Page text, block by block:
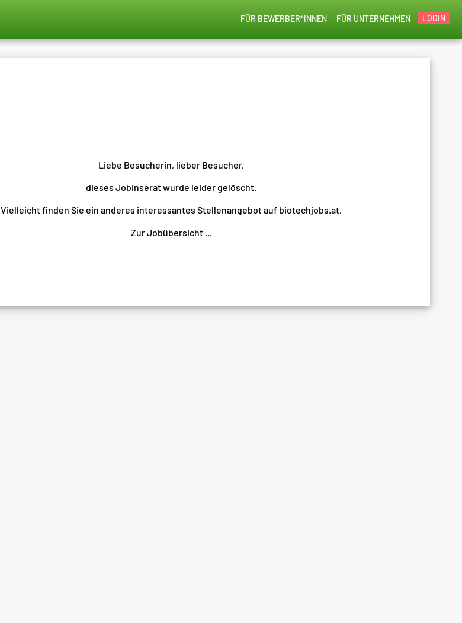
LOGIN
FÜR UNTERNEHMEN
FÜR BEWERBER*INNEN
Liebe Besucherin, lieber Besucher,
dieses Jobinserat wurde leider gelöscht.
Vielleicht finden Sie ein anderes interessantes Stellenangebot auf biotechjobs.at.
Zur Jobübersicht ...